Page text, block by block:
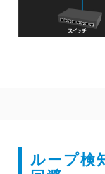
ループ検